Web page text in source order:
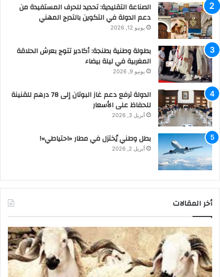
الصناعة التقليدية: تحديد للحرف المستفيدة من
دعم الدولة في التكوين بالتدرج المهني
يونيو 12, 2026
بطولة وطنية بطنجة: أكادير تتوج بعرش الحلاقة
المغربية في ليلة بيضاء
يونيو 9, 2026
الدولة ترفع دعم غاز البوتان إلى 78 درهم للقنينة
للحفاظ على الأسعار
أبريل 3, 2026
بطل وطني يُختزل في مطار «احتياطي»!
أبريل 2, 2026
أخر المقالات